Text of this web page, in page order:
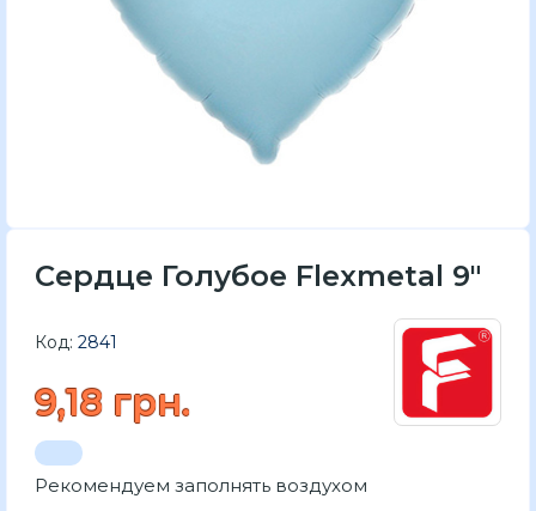
Сердце Голубое Flexmetal 9"
Код: 2841
9,18 грн.
Рекомендуем заполнять воздухом